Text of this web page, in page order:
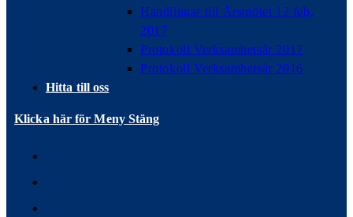
Handlingar till Årsmötet 12 feb,
2017
Protokoll Verksamhetsår 2017
Protokoll Verksamhetsår 2016
Hitta till oss
Klicka här för Meny Stäng